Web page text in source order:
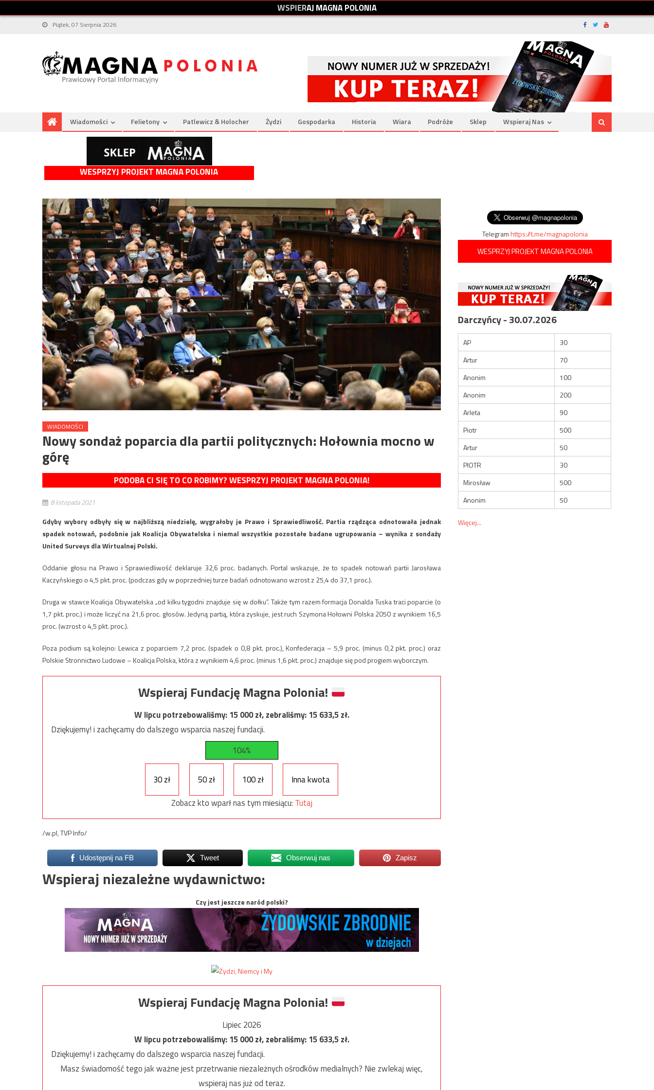
WSPIERAJMAGNAPOLONIA
Piątek, 07 Sierpnia 2026
Wiadomości Felietony Patlewicz & Holocher Żydzi Gospodarka Historia Wiara Podróże Sklep Wspieraj Nas
WESPRZYJ PROJEKT MAGNA POLONIA
WIADOMOŚCI
Nowy sondaż poparcia dla partii politycznych: Hołownia mocno w
górę
PODOBA CI SIĘ TO CO ROBIMY? WESPRZYJ PROJEKT MAGNA POLONIA!
8 listopada 2021
Gdyby wybory odbyły się w najbliższą niedzielę, wygrałoby je Prawo i Sprawiedliwość. Partia rządząca odnotowała jednak
spadek notowań, podobnie jak Koalicja Obywatelska i niemal wszystkie pozostałe badane ugrupowania – wynika z sondaży
United Surveys dla Wirtualnej Polski.
Oddanie głosu na Prawo i Sprawiedliwość deklaruje 32,6 proc. badanych. Portal wskazuje, że to spadek notowań partii Jarosława
Kaczyńskiego o 4,5 pkt. proc. (podczas gdy w poprzedniej turze badań odnotowano wzrost z 25,4 do 37,1 proc.).
Druga w stawce Koalicja Obywatelska „od kilku tygodni znajduje się w dołku”. Także tym razem formacja Donalda Tuska traci poparcie (o
1,7 pkt. proc.) i może liczyć na 21,6 proc. głosów. Jedyną partią, która zyskuje, jest ruch Szymona Hołowni Polska 2050 z wynikiem 16,5
proc. (wzrost o 4,5 pkt. proc.).
Poza podium są kolejno: Lewica z poparciem 7,2 proc. (spadek o 0,8 pkt. proc.), Konfederacja – 5,9 proc. (minus 0,2 pkt. proc.) oraz
Polskie Stronnictwo Ludowe – Koalicja Polska, która z wynikiem 4,6 proc. (minus 1,6 pkt. proc.) znajduje się pod progiem wyborczym.
Wspieraj Fundację Magna Polonia!
W lipcu potrzebowaliśmy:15 000zł, zebraliśmy:15 633,5zł.
Dziękujemy! i zachęcamy do dalszego wsparcia naszej fundacji.
104%
30 zł 50 zł 100 zł
Inna kwota
Zobacz kto wparł nas tym miesiącu: Tutaj
/w.pl, TVP Info/
Udostępnij na FB Tweet Obserwuj nas Zapisz
Wspieraj niezależne wydawnictwo:
Czy jest jeszcze naród polski?
Wspieraj Fundację Magna Polonia!
Lipiec 2026
W lipcu potrzebowaliśmy:15 000zł, zebraliśmy:15 633,5zł.
Dziękujemy! i zachęcamy do dalszego wsparcia naszej fundacji.
Masz świadomość tego jak ważne jest przetrwanie niezależnych ośrodków medialnych? Nie zwlekaj więc,
wspieraj nas już od teraz.
Telegramhttps://t.me/magnapolonia
WESPRZYJ PROJEKT MAGNA POLONIA
Darczyńcy - 30.07.2026
AP
30
Artur
70
Anonim
100
Anonim
200
Arleta
90
Piotr
500
Artur
50
PIOTR
30
Mirosław
500
Anonim
50
Więcej...